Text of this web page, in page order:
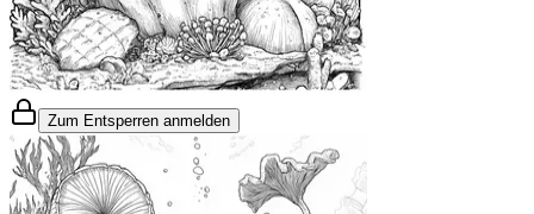
Zum Entsperren anmelden